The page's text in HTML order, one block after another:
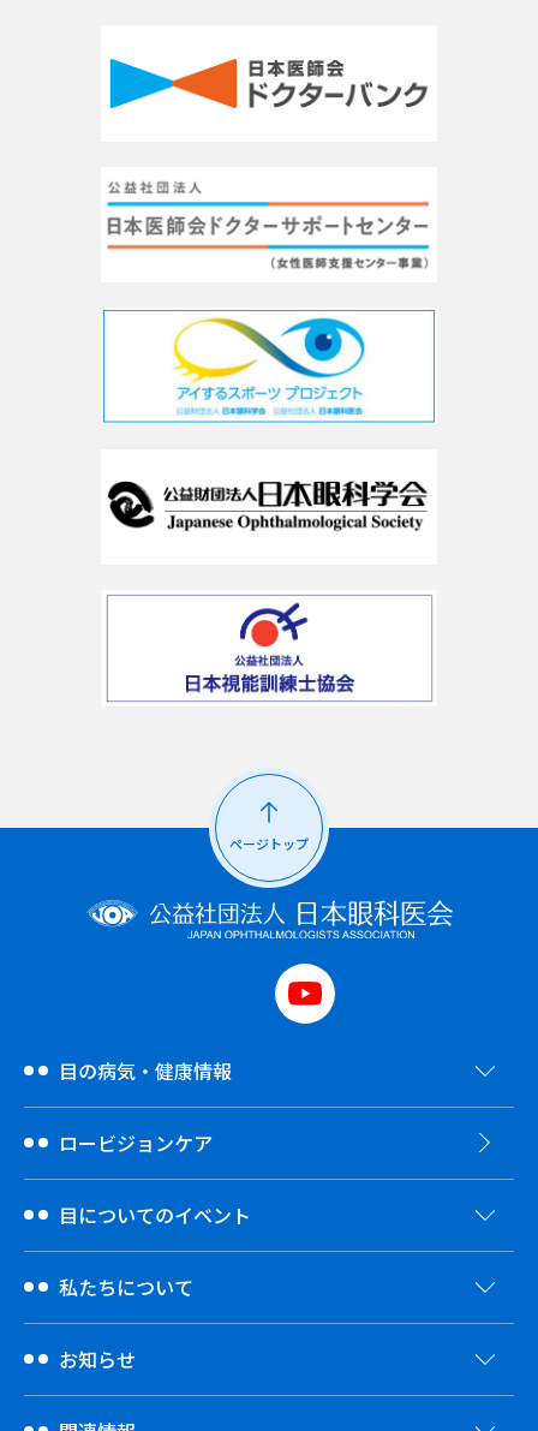
ページトップ
目の病気・健康情報
ロービジョンケア
目についてのイベント
私たちについて
お知らせ